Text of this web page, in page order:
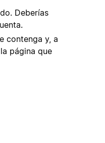
Deberías
contenga y, a
página que